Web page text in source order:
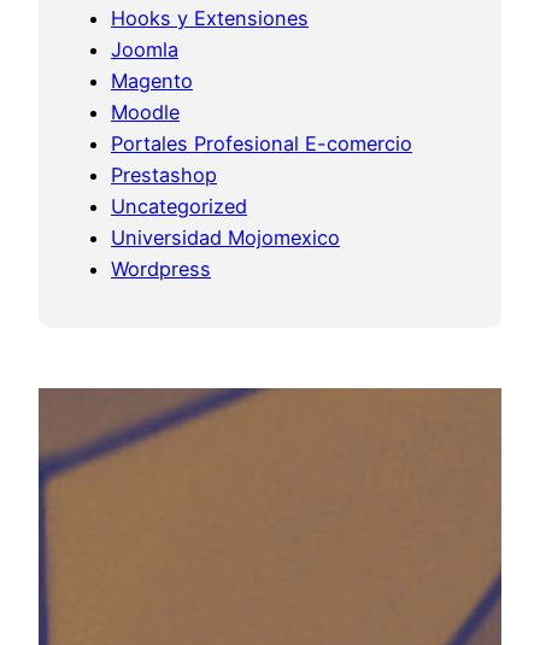
Hooks y Extensiones
Joomla
Magento
Moodle
Portales Profesional E-comercio
Prestashop
Uncategorized
Universidad Mojomexico
Wordpress